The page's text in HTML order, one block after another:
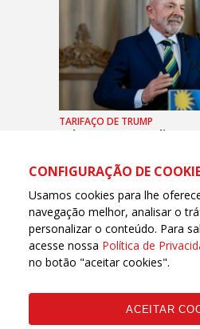
TARIFAÇO DE TRUMP
Lula: em poucos dias
CONFIGURAÇÃO DE
Usamos cookies para lhe
navegação melhor, analisar o
personalizar o conteúdo. Para
acesse nossa Política de
no botão "aceitar cookies".
ACEITAR